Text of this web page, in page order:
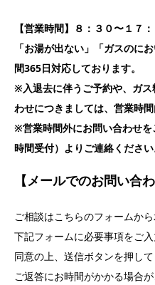
【営業時間】８：３０〜１７
「お湯が出ない」「ガスのに
間365日対応しております。
※入退去に伴うご予約や、ガ
わせにつきましては、営業時
※営業時間外にお問い合わせ
時間受付）よりご連絡ください
【メールでのお問い合わ
ご相談はこちらのフォームか
下記フォームに必要事項をご入
同意の上、送信ボタンを押して
ご返答にお時間がかかる場合